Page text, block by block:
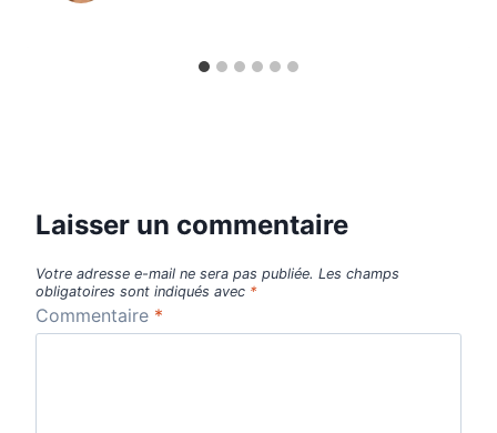
Laisser un commentaire
Votre adresse e-mail ne sera pas publiée. Les champs
obligatoires sont indiqués avec *
Commentaire *